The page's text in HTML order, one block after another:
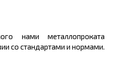
нами металлопроката
со стандартами и нормами.